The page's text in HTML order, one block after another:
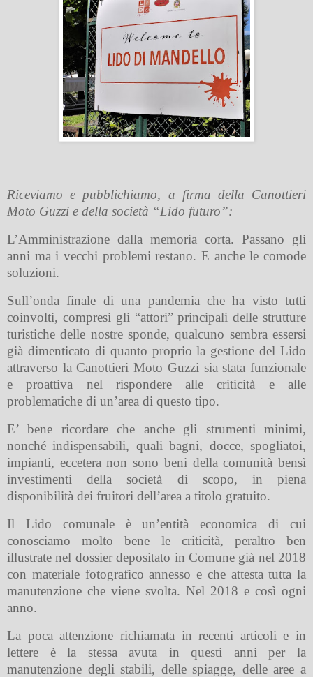
Riceviamo e pubblichiamo, a firma della Canottieri
Moto Guzzi e della società “Lido futuro”:
L’Amministrazione dalla memoria corta. Passano gli
anni ma i vecchi problemi restano. E anche le comode
soluzioni.
Sull’onda finale di una pandemia che ha visto tutti
coinvolti, compresi gli “attori” principali delle strutture
turistiche delle nostre sponde, qualcuno sembra essersi
già dimenticato di quanto proprio la gestione del Lido
attraverso la Canottieri Moto Guzzi sia stata funzionale
e proattiva nel rispondere alle criticità e alle
problematiche di un’area di questo tipo.
E’ bene ricordare che anche gli strumenti minimi,
nonché indispensabili, quali bagni, docce, spogliatoi,
impianti, eccetera non sono beni della comunità bensì
investimenti della società di scopo, in piena
disponibilità dei fruitori dell’area a titolo gratuito.
Il Lido comunale è un’entità economica di cui
conosciamo molto bene le criticità, peraltro ben
illustrate nel dossier depositato in Comune già nel 2018
con materiale fotografico annesso e che attesta tutta la
manutenzione che viene svolta. Nel 2018 e così ogni
anno.
La poca attenzione richiamata in recenti articoli e in
lettere è la stessa avuta in questi anni per la
manutenzione degli stabili, delle spiagge, delle aree a